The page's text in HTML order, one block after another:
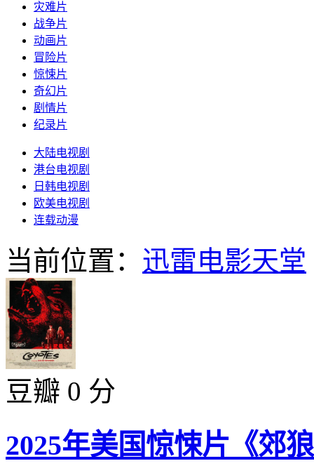
灾难片
战争片
动画片
冒险片
惊悚片
奇幻片
剧情片
纪录片
大陆电视剧
港台电视剧
日韩电视剧
欧美电视剧
连载动漫
当前位置： 迅雷电影天堂
豆瓣 0 分
2025年美国惊悚片《郊